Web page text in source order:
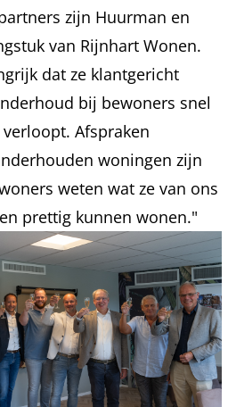
zijn Huurman en
van Rijnhart Wonen.
dat ze klantgericht
bij bewoners snel
Afspraken
woningen zijn
weten wat ze van ons
prettig kunnen wonen."